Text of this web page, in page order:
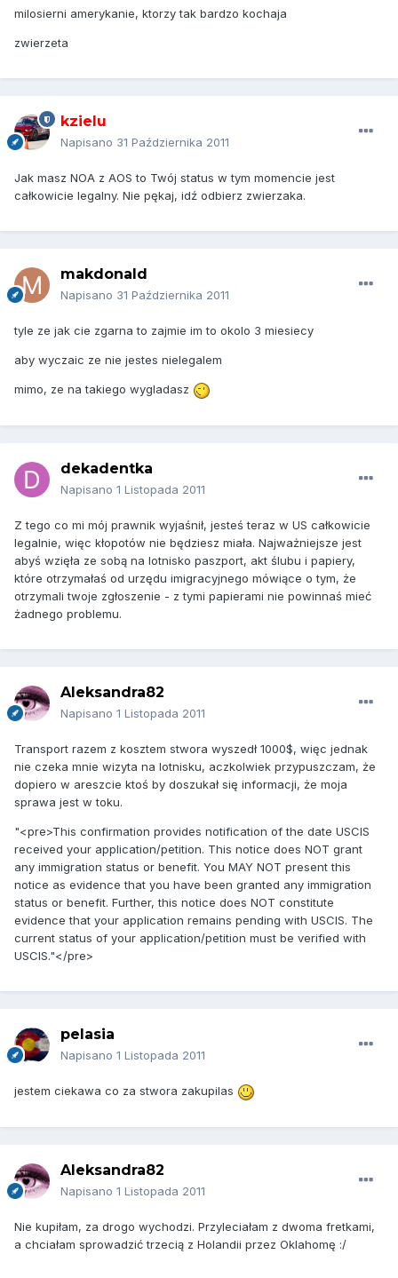
milosierni amerykanie, ktorzy tak bardzo kochaja
zwierzeta
kzielu
Napisano 31 Października 2011
Jak masz NOA z AOS to Twój status w tym momencie jest
całkowicie legalny. Nie pękaj, idź odbierz zwierzaka.
makdonald
Napisano 31 Października 2011
tyle ze jak cie zgarna to zajmie im to okolo 3 miesiecy
aby wyczaic ze nie jestes nielegalem
mimo, ze na takiego wygladasz
dekadentka
Napisano 1 Listopada 2011
Z tego co mi mój prawnik wyjaśnił, jesteś teraz w US całkowicie
legalnie, więc kłopotów nie będziesz miała. Najważniejsze jest
abyś wzięła ze sobą na lotnisko paszport, akt ślubu i papiery,
które otrzymałaś od urzędu imigracyjnego mówiące o tym, że
otrzymali twoje zgłoszenie - z tymi papierami nie powinnaś mieć
żadnego problemu.
Aleksandra82
Napisano 1 Listopada 2011
Transport razem z kosztem stwora wyszedł 1000$, więc jednak
nie czeka mnie wizyta na lotnisku, aczkolwiek przypuszczam, że
dopiero w areszcie ktoś by doszukał się informacji, że moja
sprawa jest w toku.
"<pre>This confirmation provides notification of the date USCIS
received your application/petition. This notice does NOT grant
any immigration status or benefit. You MAY NOT present this
notice as evidence that you have been granted any immigration
status or benefit. Further, this notice does NOT constitute
evidence that your application remains pending with USCIS. The
current status of your application/petition must be verified with
USCIS."</pre>
pelasia
Napisano 1 Listopada 2011
jestem ciekawa co za stwora zakupilas
Aleksandra82
Napisano 1 Listopada 2011
Nie kupiłam, za drogo wychodzi. Przyleciałam z dwoma fretkami,
a chciałam sprowadzić trzecią z Holandii przez Oklahomę :/